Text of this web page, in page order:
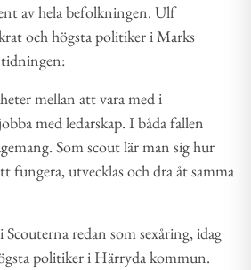
av hela befolkningen. Ulf
och högsta politiker i Marks
mellan att vara med i
med ledarskap. I båda fallen
Som scout lär man sig hur
fungera, utvecklas och dra åt samma
redan som sexåring, idag
politiker i Härryda kommun.